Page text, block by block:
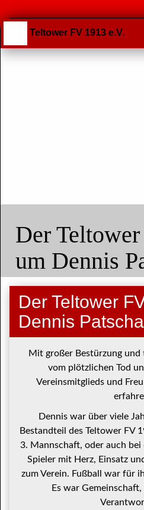
Teltower FV 1913 e.V.
Der
um Dennis
Der Teltower
Dennis Patscha
Mit großer Bestürzung
vom plötzlichen Tod
Vereinsmitglieds und
Dennis war über viele
Bestandteil des Teltower FV
3. Mannschaft, oder auch
Spieler mit Herz, Einsatz
zum Verein. Fußball war für
Es war